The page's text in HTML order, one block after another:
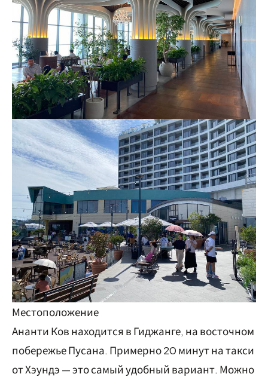
Местоположение
Ананти Ков находится в Гиджанге, на восточном
побережье Пусана. Примерно 20 минут на такси
от Хэундэ — это самый удобный вариант. Можно